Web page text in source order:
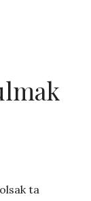
ta